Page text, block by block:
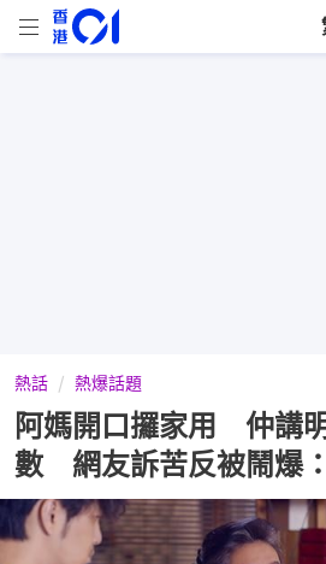
熱話 熱爆話題
阿媽開口攞家用 仲講
數 網友訴苦反被鬧爆